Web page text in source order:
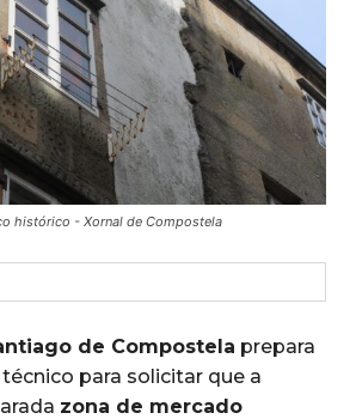
histórico - Xornal de Compostela
de Compostela prepara
para solicitar que a
zona de mercado